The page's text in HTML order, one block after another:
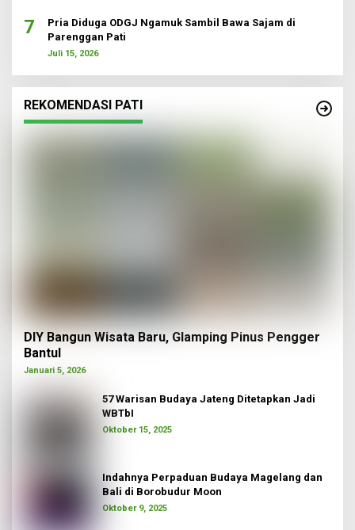
7
Pria Diduga ODGJ Ngamuk Sambil Bawa Sajam di
Parenggan Pati
Juli 15, 2026
REKOMENDASI PATI
DIY Bangun Wisata Baru, Glamping Pinus Pengger
Bantul
Januari 5, 2026
57 Warisan Budaya Jateng Ditetapkan Jadi
WBTbI
Oktober 15, 2025
Indahnya Perpaduan Budaya Magelang dan
Bali di Borobudur Moon
Oktober 9, 2025